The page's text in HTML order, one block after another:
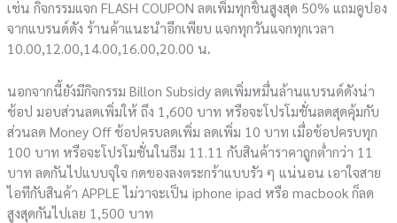
เช่น กิจกรรมแจก FLASH COUPON ลดเพิ่มทุกชิ้นสูงสุด 50% แถมคูปอง
จากแบรนด์ดัง ร้านค้าแนะนำอีกเพียบ แจกทุกวันแจกทุกเวลา
10.00,12.00,14.00,16.00,20.00 น.
นอกจากนี้ยังมีกิจกรรม Billon Subsidy ลดเพิ่มหมื่นล้านแบรนด์ดังน่า
ช้อป มอบส่วนลดเพิ่มให้ ถึง 1,600 บาท หรือจะโปรโมชั่นลดสุดคุ้มกับ
ส่วนลด Money Off ช้อปครบลดเพิ่ม ลดเพิ่ม 10 บาท เมื่อช้อปครบทุก
100 บาท หรือจะโปรโมชั่นในธีม 11.11 กับสินค้าราคาถูกต่ำกว่า 11
บาท ลดกันไปแบบจุใจ กดของลงตระกร้าแบบรัว ๆ แน่นอน เอาใจสาย
ไอทีกับสินค้า APPLE ไม่วาจะเป็น iphone ipad หรือ macbook ก็ลด
สูงสุดกันไปเลย 1,500 บาท